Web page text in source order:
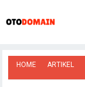
HOME ARTIKEL